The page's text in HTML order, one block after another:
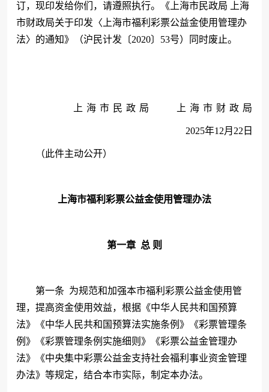
订，现印发给你们，请遵照执行。《上海市民政局
上海
市财政局关于印发〈上海市福利彩票公益金使用管理办
法〉的通知》（沪民计发〔2020〕53号）同时废止。
上 海 市 民 政 局 上 海 市 财 政 局
2025年12月22日
（此件主动公开）
上海市福利彩票公益金使用管理办法
第一章 总 则
第一条 为规范和加强本市福利彩票公益金使用管
理，提高资金使用效益，根据《中华人民共和国预算
法》《中华人民共和国预算法实施条例》《彩票管理条
例》《彩票管理条例实施细则》《彩票公益金管理办
法》《中央集中彩票公益金支持社会福利事业资金管理
办法》等规定，结合本市实际，制定本办法。